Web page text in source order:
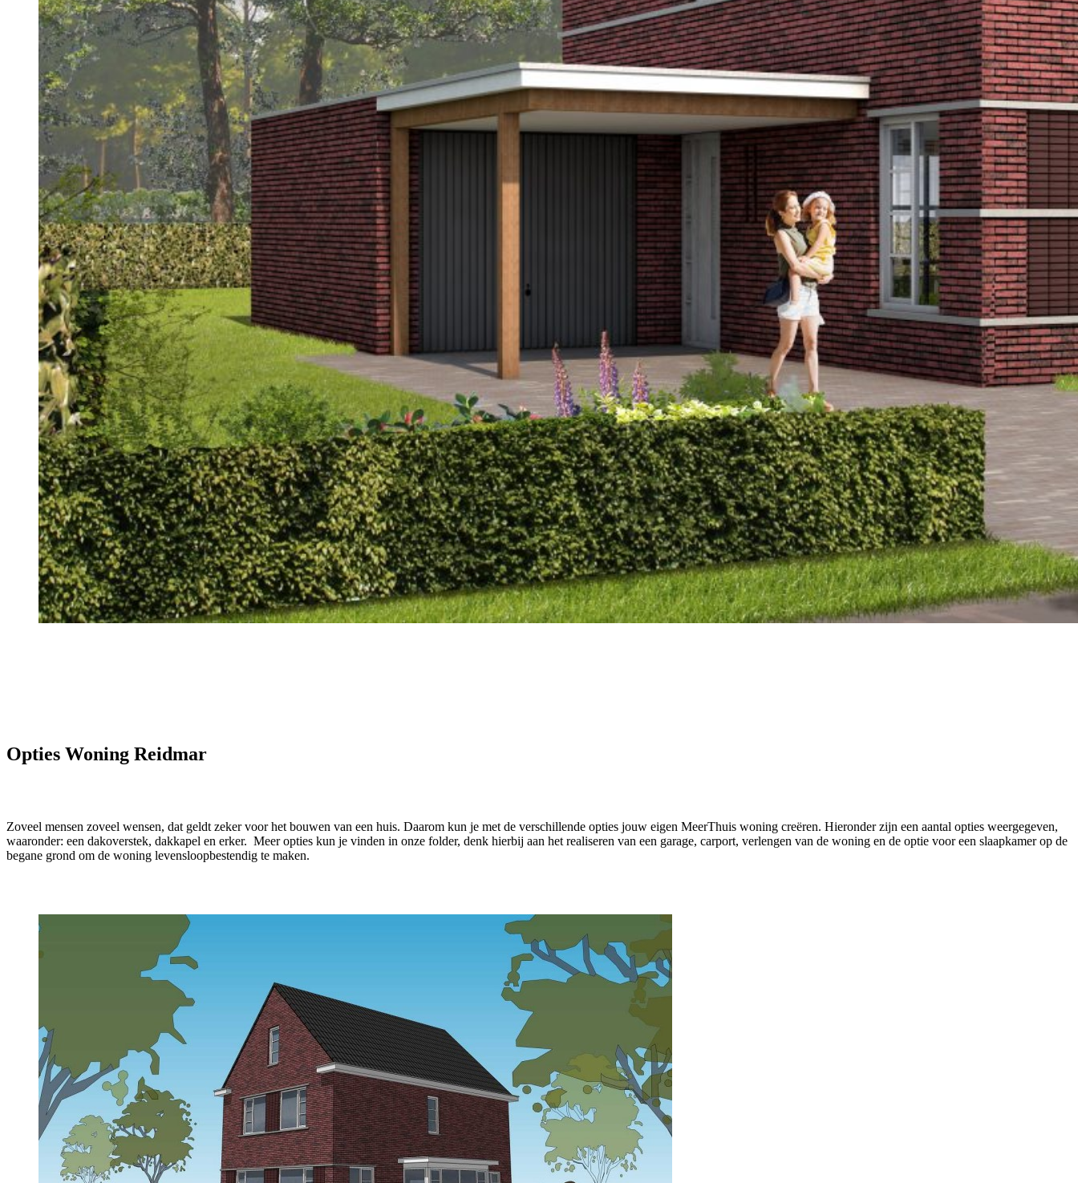
Opties Woning Reidmar
Zoveel mensen zoveel wensen, dat geldt zeker voor het bouwen van een huis. Daarom kun je met de verschillende opties jouw eigen MeerThuis woning creëren. Hieronder zijn een aantal opties weergegeven,
waaronder: een dakoverstek, dakkapel en erker. Meer opties kun je vinden in onze folder, denk hierbij aan het realiseren van een garage, carport, verlengen van de woning en de optie voor een slaapkamer op de
begane grond om de woning levensloopbestendig te maken.